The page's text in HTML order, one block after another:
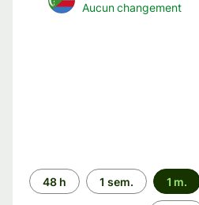
Aucun changement
Période
48 h 1 sem. 1 m.